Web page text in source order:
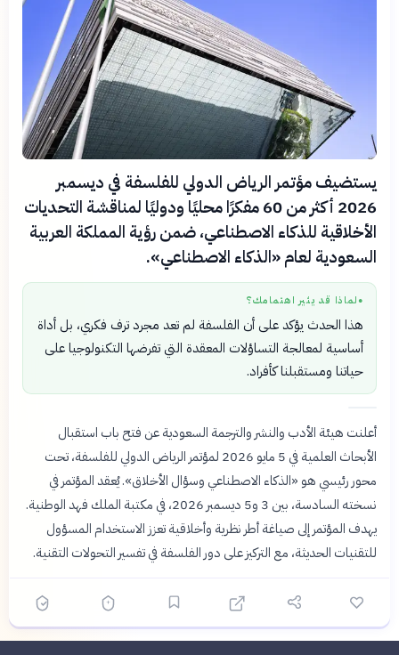
يستضيف مؤتمر الرياض الدولي للفلسفة في ديسمبر
2026 أكثر من 60 مفكرًا محليًا ودوليًا لمناقشة التحديات
الأخلاقية للذكاء الاصطناعي، ضمن رؤية المملكة العربية
السعودية لعام «الذكاء الاصطناعي».
● لماذا قد يثير اهتمامك؟
هذا الحدث يؤكد على أن الفلسفة لم تعد مجرد ترف فكري، بل أداة
أساسية لمعالجة التساؤلات المعقدة التي تفرضها التكنولوجيا على
حياتنا ومستقبلنا كأفراد.
أعلنت هيئة الأدب والنشر والترجمة السعودية عن فتح باب استقبال
الأبحاث العلمية في 5 مايو 2026 لمؤتمر الرياض الدولي للفلسفة، تحت
محور رئيسي هو «الذكاء الاصطناعي وسؤال الأخلاق». يُعقد المؤتمر في
نسخته السادسة، بين 3 و5 ديسمبر 2026، في مكتبة الملك فهد الوطنية.
يهدف المؤتمر إلى صياغة أطر نظرية وأخلاقية تعزز الاستخدام المسؤول
للتقنيات الحديثة، مع التركيز على دور الفلسفة في تفسير التحولات التقنية.